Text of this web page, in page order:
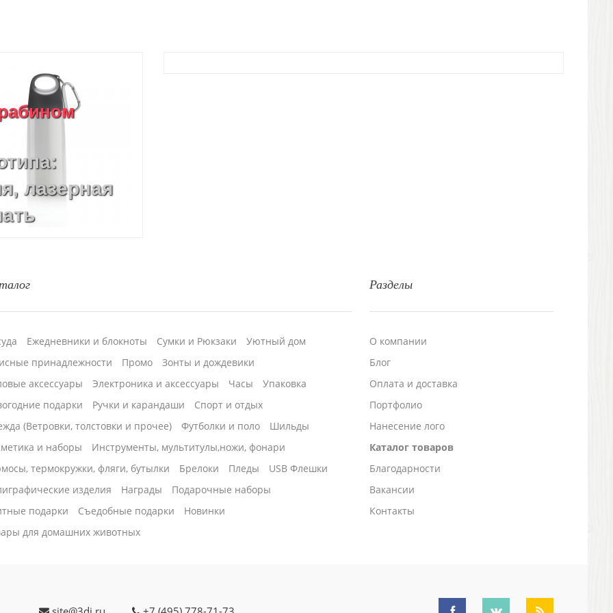
лазерная
Разделы
О компании
Блог
Оплата и доставка
Портфолио
Нанесение лого
Каталог товаров
Благодарности
Вакансии
Контакты
Ежедневники и блокноты Сумки и Рюкзаки
Уютный дом
принадлежности
Промо
Зонты и дождевики
аксессуары
Электроника и аксессуары Часы
Упаковка
подарки
Ручки и карандаши
Спорт и отдых
(Ветровки, толстовки и прочее)
Футболки и поло
Шильды
и наборы
Инструменты, мультитулы,ножи, фонари
термокружки, фляги, бутылки
Брелоки Пледы
USB Флешки
изделия
Награды
Подарочные наборы
подарки
Cъедобные подарки
Новинки
для домашних животных